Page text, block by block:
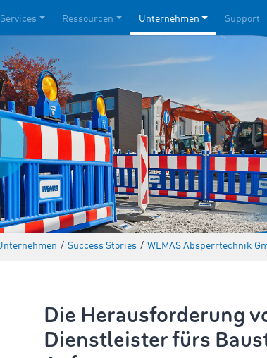
Services Ressourcen Unternehmen Support
/ Success Stories / WEMAS Absperrtechnik
Die Herausforderung
Dienstleister fürs